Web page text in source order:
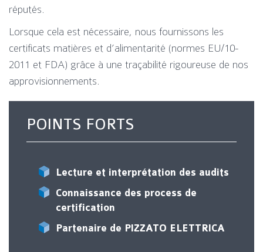
réputés.
Lorsque cela est nécessaire, nous fournissons les
certificats matières et d’alimentarité (normes EU/10-
2011 et FDA) grâce à une traçabilité rigoureuse de nos
approvisionnements.
POINTS FORTS
Lecture et interprétation des audits
Connaissance des process de
certification
Partenaire de PIZZATO ELETTRICA